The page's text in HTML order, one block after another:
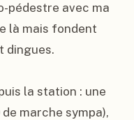
pédestre avec ma
là mais fondent
dingues.
la station : une
de marche sympa),